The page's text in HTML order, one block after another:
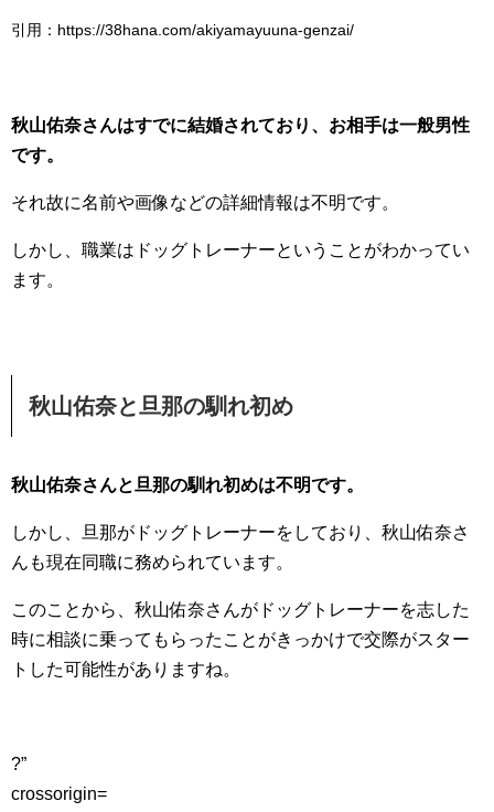
引用：https://38hana.com/akiyamayuuna-genzai/
秋山佑奈さんはすでに結婚されており、お相手は一般男性
です。
それ故に名前や画像などの詳細情報は不明です。
しかし、職業はドッグトレーナーということがわかってい
ます。
秋山佑奈と旦那の馴れ初め
秋山佑奈さんと旦那の馴れ初めは不明です。
しかし、旦那がドッグトレーナーをしており、秋山佑奈さ
んも現在同職に務められています。
このことから、秋山佑奈さんがドッグトレーナーを志した
時に相談に乗ってもらったことがきっかけで交際がスター
トした可能性がありますね。
?”
crossorigin=